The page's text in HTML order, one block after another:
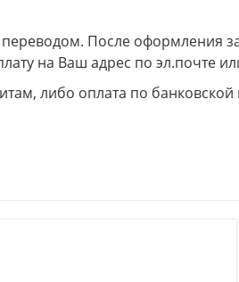
После оформления
на Ваш адрес по эл.почте
либо оплата по банковской